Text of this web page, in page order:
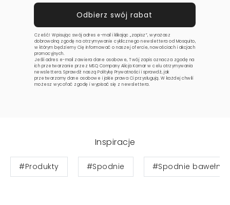
Cześć! Wpisując swój adres e-mail i klikając „zapisz”, wyrażasz
dobrowolną zgodę na otrzymywanie cyklicznego newslettera od Mosquito,
w którym będziemy Cię informować o naszej ofercie, nowościach i akcjach
promocyjnych.
Jeśli adres e-mail zawiera dane osobowe, Twój zapis oznacza zgodę na
ich przetwarzanie przez MSQ Company Alicja Komar w celu otrzymywania
newslettera. Sprawdź naszą Politykę Prywatnościi sprawdź, jak
przetwarzamy dane osobowe i jakie prawa Ci przysługują. W każdej chwili
możesz wycofać zgodę i wypisać się z newslettera.
Inspiracje
#Produkty #Spodnie #Spodnie